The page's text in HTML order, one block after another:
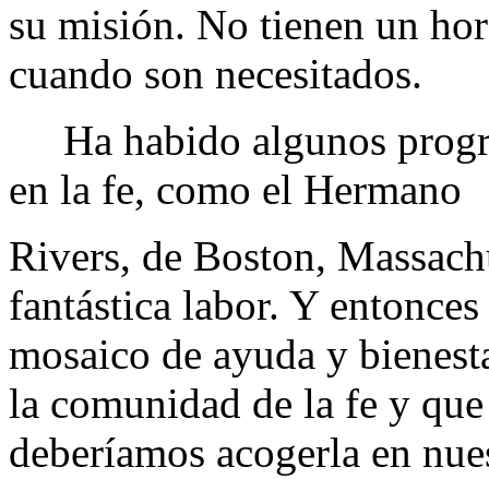
su misión. No tienen un
cuando son necesitados.
Ha habido algunos
en la fe, como el Hermano
Rivers, de Boston,
fantástica labor. Y
mosaico de ayuda y
la comunidad de la fe y
deberíamos acogerla en